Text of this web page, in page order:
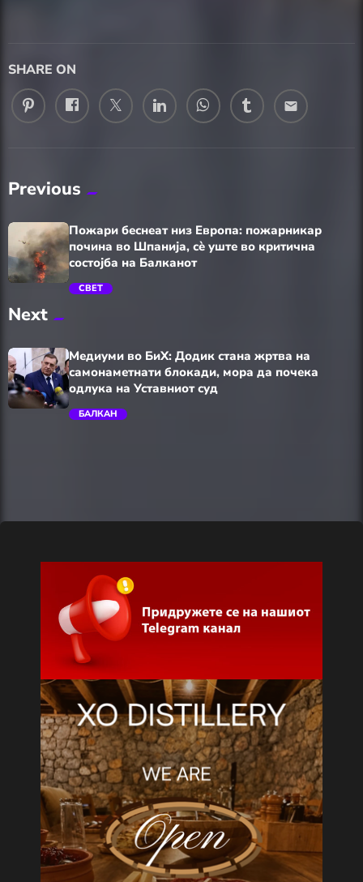
SHARE ON
email
Previous
Пожари беснеат низ Европа: пожарникар
почина во Шпанија, сè уште во критична
состојба на Балканот
СВЕТ
Next
Медиуми во БиХ: Додик стана жртва на
самонаметнати блокади, мора да почека
одлука на Уставниот суд
БАЛКАН